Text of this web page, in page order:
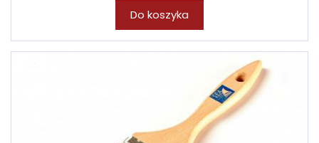
Do koszyka